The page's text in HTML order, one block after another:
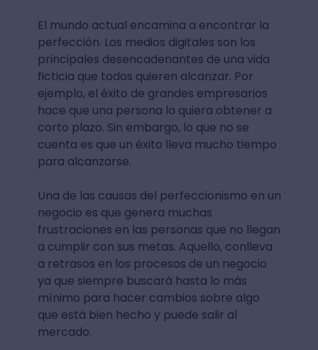
El mundo actual encamina a encontrar la
perfección. Los medios digitales son los
principales desencadenantes de una vida
ficticia que todos quieren alcanzar. Por
ejemplo, el éxito de grandes empresarios
hace que una persona lo quiera obtener a
corto plazo. Sin embargo, lo que no se
cuenta es que un éxito lleva mucho tiempo
para alcanzarse.
Una de las causas del perfeccionismo en un
negocio es que genera muchas
frustraciones en las personas que no llegan
a cumplir con sus metas. Aquello, conlleva
a retrasos en los procesos de un negocio
ya que siempre buscará hasta lo más
mínimo para hacer cambios sobre algo
que está bien hecho y puede salir al
mercado.